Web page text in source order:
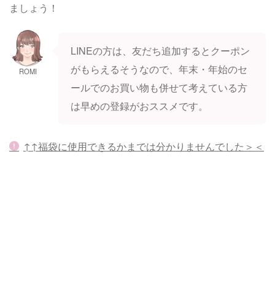
ましょう！
ROMI
LINEの方は、友だち追加するとクーポン
がもらえるそうなので、年末・年始のセ
ールでのお買い物も併せて考えている方
は早めの登録がおススメです。
↑↑福袋に使用できるかまでは分かりませんでした＞＜